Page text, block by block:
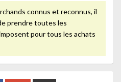
connus et reconnus, il
prendre toutes les
pour tous les achats